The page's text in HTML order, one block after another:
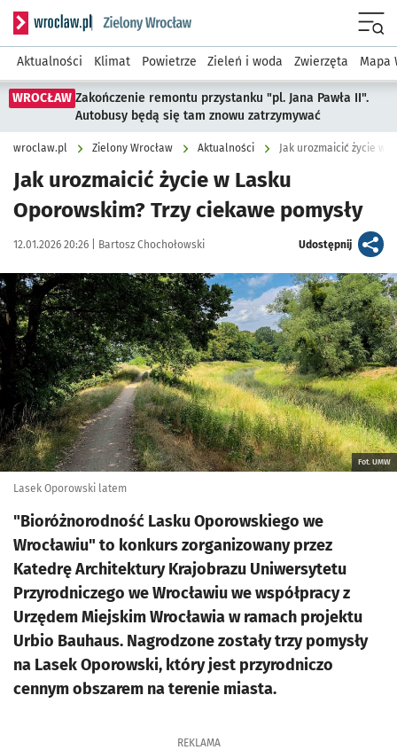
Serwis informacyjny wroclaw.pl podserwis: Środowisko we
Aktualności Klimat Powietrze Zieleń i woda Zwierzęta Mapa
WROCŁAW Zakończenie remontu przystanku "pl. Jana Pawła II".
Autobusy będą się tam znowu zatrzymywać
wroclaw.pl Zielony Wrocław Aktualności Jak urozmaicić życie w
Jak urozmaicić życie w Lasku
Oporowskim? Trzy ciekawe pomysły
Data publikacji:
12.01.2026 20:26 | Autor:
Bartosz Chochołowski Udostępnijartykuł
Kliknij, aby powiększyć
Fot. UMW
Lasek Oporowski latem
"Bioróżnorodność Lasku Oporowskiego we
Wrocławiu" to konkurs zorganizowany przez
Katedrę Architektury Krajobrazu Uniwersytetu
Przyrodniczego we Wrocławiu we współpracy z
Urzędem Miejskim Wrocławia w ramach projektu
Urbio Bauhaus. Nagrodzone zostały trzy pomysły
na Lasek Oporowski, który jest przyrodniczo
cennym obszarem na terenie miasta.
REKLAMA